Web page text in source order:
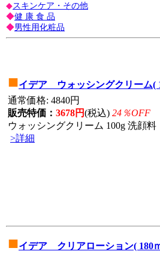
◆スキンケア・その他
◆健 康 食 品
◆男性用化粧品
■イデア ウォッシングクリーム(
通常価格: 4840円
販売特価： 3678円(税込) 24％OFF
ウォッシングクリーム 100g 洗顔
>詳細
■イデア クリアローション( 180